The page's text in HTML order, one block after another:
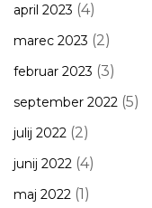
april 2023 (4)
marec 2023 (2)
februar 2023 (3)
september 2022 (5)
julij 2022 (2)
junij 2022 (4)
maj 2022 (1)